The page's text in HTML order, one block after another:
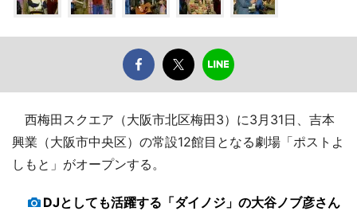
西梅田スクエア（大阪市北区梅田3）に3月31日、吉本
興業（大阪市中央区）の常設12館目となる劇場「ポストよ
しもと」がオープンする。
DJとしても活躍する「ダイノジ」の大谷ノブ彦さん